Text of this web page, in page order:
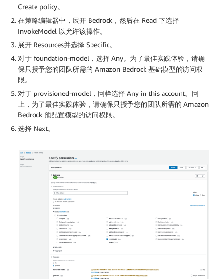
Create policy。
在策略编辑器中，展开 Bedrock，然后在 Read 下选择
InvokeModel 以允许该操作。
展开 Resources并选择 Specific。
对于 foundation-model，选择 Any。为了最佳实践体验，请确
保只授予您的团队所需的 Amazon Bedrock 基础模型的访问权
限。
对于 provisioned-model，同样选择 Any in this account。同
上，为了最佳实践体验，请确保只授予您的团队所需的 Amazon
Bedrock 预配置模型的访问权限。
选择 Next。